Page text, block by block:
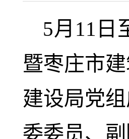
5月11日
暨枣庄市
建设局党
委委员、